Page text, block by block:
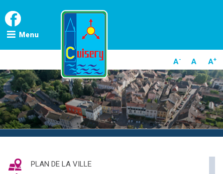
to
content
A- A A+
Menu
PLAN DE LA VILLE